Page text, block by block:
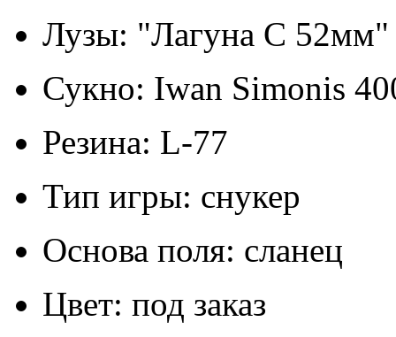
Лузы: "Лагуна С 52мм"
Сукно: Iwan Simonis
Резина: L-77
Тип игры: снукер
Основа поля: сланец
Цвет: под заказ